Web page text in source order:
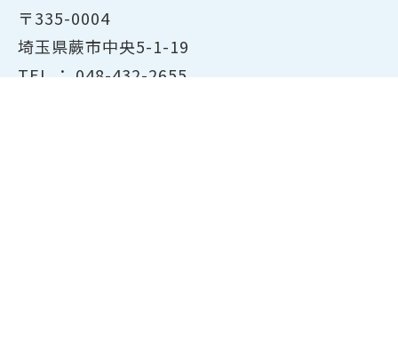
〒335-0004
埼玉県蕨市中央5-1-19
TEL ： 048-432-2655